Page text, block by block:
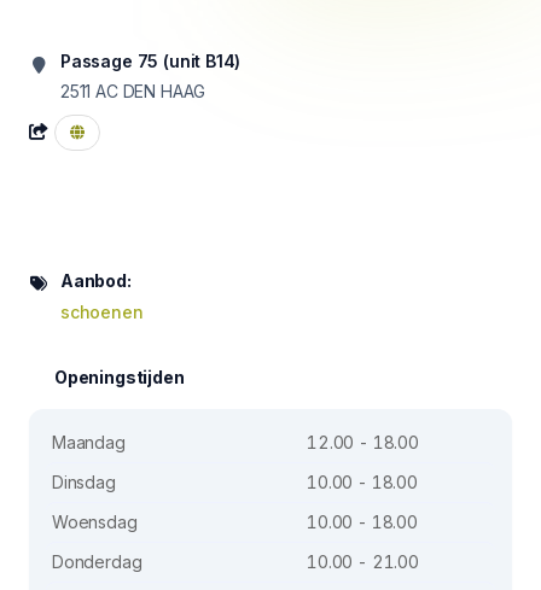
Passage 75 (unit B14)
2511 AC DEN HAAG
Aanbod:
schoenen
Openingstijden
Maandag
12.00 - 18.00
Dinsdag
10.00 - 18.00
Woensdag
10.00 - 18.00
Donderdag
10.00 - 21.00